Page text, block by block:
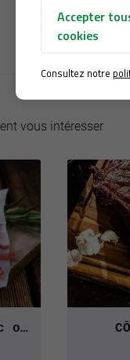
Accepter
cookies
Consultez notre
vous intéresser
HACHE DE BOEUF vrac ou steak